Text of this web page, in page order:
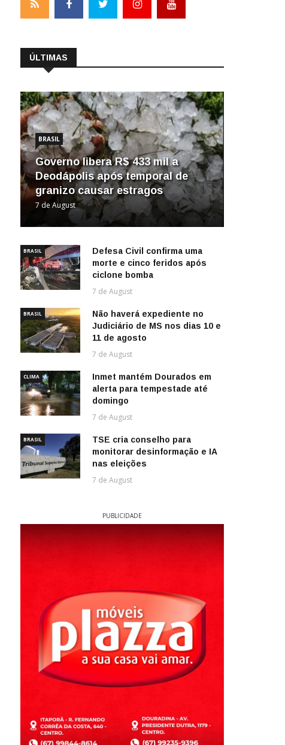
ÚLTIMAS
BRASIL
Governo libera R$ 433 mil a
Deodápolis após temporal de
granizo causar estragos
7 de August
BRASIL
Defesa Civil confirma uma
morte e cinco feridos após
ciclone bomba
7 de August
BRASIL
Não haverá expediente no
Judiciário de MS nos dias 10 e
11 de agosto
7 de August
CLIMA
Inmet mantém Dourados em
alerta para tempestade até
domingo
7 de August
BRASIL
TSE cria conselho para
monitorar desinformação e IA
nas eleições
7 de August
PUBLICIDADE